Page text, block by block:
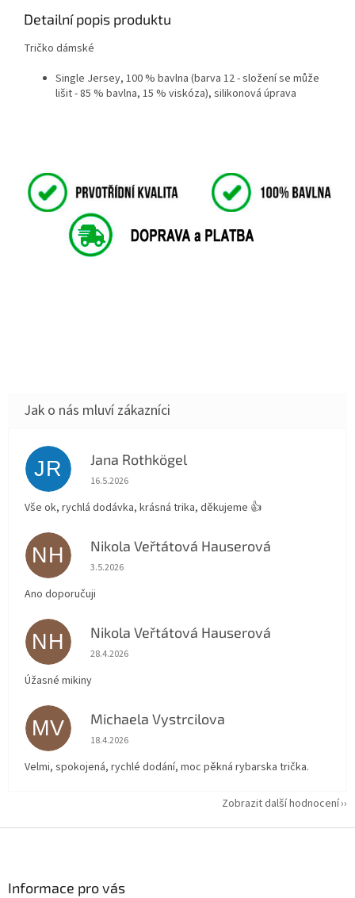
Detailní popis produktu
Tričko dámské
Single Jersey, 100 % bavlna (barva 12 - složení se může
lišit - 85 % bavlna, 15 % viskóza), silikonová úprava
JR Jana Rothkögel
Hodnocení obchodu je 5 z 5 hvězdiček.
16.5.2026
Vše ok, rychlá dodávka, krásná trika, děkujeme 👍
NH Nikola Veřtátová Hauserová
Hodnocení obchodu je 5 z 5 hvězdiček.
3.5.2026
Ano doporučuji
NH Nikola Veřtátová Hauserová
Hodnocení obchodu je 5 z 5 hvězdiček.
28.4.2026
Úžasné mikiny
MV Michaela Vystrcilova
Hodnocení obchodu je 5 z 5 hvězdiček.
18.4.2026
Velmi, spokojená, rychlé dodání, moc pěkná rybarska trička.
Zobrazit další hodnocení
Informace pro vás